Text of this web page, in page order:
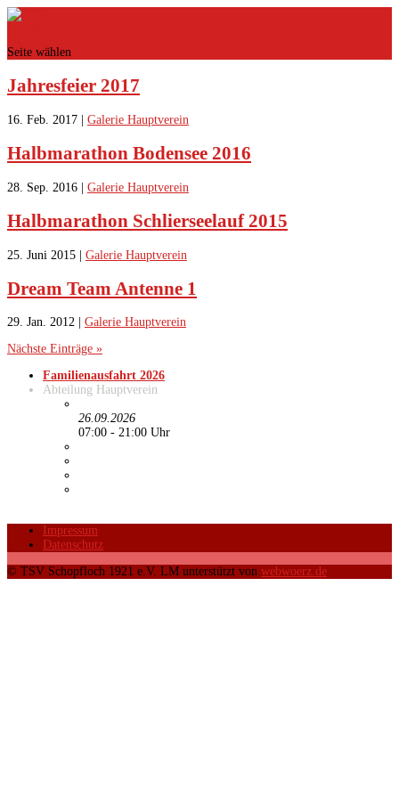
Seite wählen
Jahresfeier 2017
16. Feb. 2017 Galerie Hauptverein
Halbmarathon Bodensee 2016
28. Sep. 2016 | Galerie Hauptverein
Halbmarathon Schlierseelauf 2015
25. Juni 2015 | Galerie Hauptverein
Dream Team Antenne 1
29. Jan. 2012
Galerie Hauptverein
Nächste Einträge »
Familienausfahrt 2026
Abteilung Hauptverein
26.09.2026
07:00 - 21:00 Uhr
Impressum
Datenschutz
© TSV Schopfloch 1921 e.V. LM unterstützt von webwoerz.de